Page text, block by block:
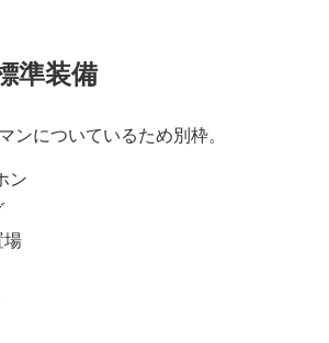
準装備
ンについているため別枠。
ン
場